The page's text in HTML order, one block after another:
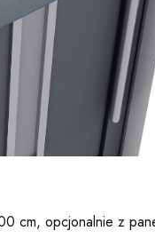
cm, opcjonalnie z